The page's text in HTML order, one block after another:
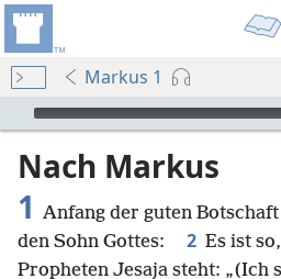
Markus 1
Audio Player
Nach Markus
1 Anfang der guten
den Sohn Gottes:
2 Es ist
Propheten Jesaja steht: „(Ich